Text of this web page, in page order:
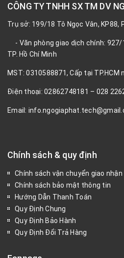
CÔNG TY TNHH SX TM DV
Trụ sở: 199/18 Tô Ngọc Vân, KP88,
- Văn phòng giao dịch chính: 927/
TP. Hồ Chí Minh
MST: 0310588871, Cấp tại TP.HCM
Điện thoại: 02862748181 – 028
Email:
Chính sách & quy định
Chính sách vận chuyển giao nhận
Chính sách bảo mật thông tin
Hướng Dẫn Thanh Toán
Quy Định Chung
Quy Định Bảo Hành
Quy Định Đổi Trả Hàng